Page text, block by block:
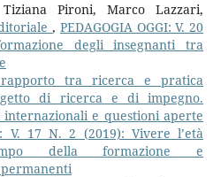
Tiziana Pironi, Marco Lazzari,
, PEDAGOGIA OGGI: V. 20
degli insegnanti tra
tra ricerca e pratica
di ricerca e di impegno.
e questioni aperte
V. 17 N. 2 (2019): Vivere l’età
della formazione e